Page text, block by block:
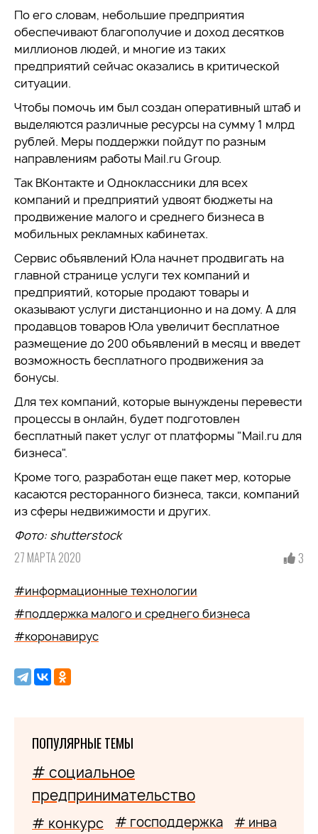
По его словам, небольшие предприятия
обеспечивают благополучие и доход десятков
миллионов людей, и многие из таких
предприятий сейчас оказались в критической
ситуации.
Чтобы помочь им был создан оперативный штаб и
выделяются различные ресурсы на сумму 1 млрд
рублей. Меры поддержки пойдут по разным
направлениям работы Mail.ru Group.
Так ВКонтакте и Одноклассники для всех
компаний и предприятий удвоят бюджеты на
продвижение малого и среднего бизнеса в
мобильных рекламных кабинетах.
Сервис объявлений Юла начнет продвигать на
главной странице услуги тех компаний и
предприятий, которые продают товары и
оказывают услуги дистанционно и на дому. А для
продавцов товаров Юла увеличит бесплатное
размещение до 200 объявлений в месяц и введет
возможность бесплатного продвижения за
бонусы.
Для тех компаний, которые вынуждены перевести
процессы в онлайн, будет подготовлен
бесплатный пакет услуг от платформы "Mail.ru для
бизнеса".
Кроме того, разработан еще пакет мер, которые
касаются ресторанного бизнеса, такси, компаний
из сферы недвижимости и других.
Фото: shutterstock
27 МАРТА 2020 3
#информационные технологии
#поддержка малого и среднего бизнеса
#коронавирус
ПОПУЛЯРНЫЕ ТЕМЫ
# социальное
предпринимательство
# конкурс # господдержка # инва